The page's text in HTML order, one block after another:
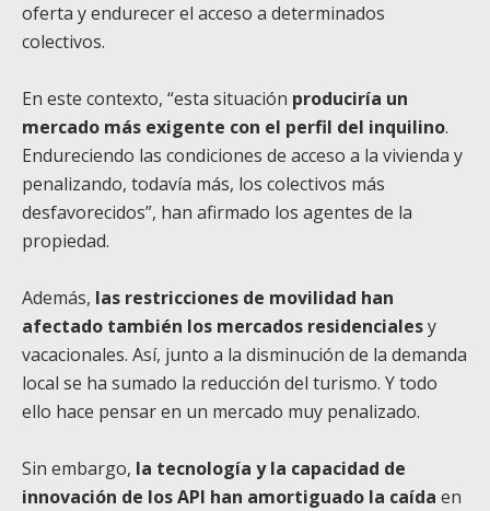
oferta y endurecer el acceso a determinados
colectivos.
En este contexto, “esta situación produciría un
mercado más exigente con el perfil del inquilino.
Endureciendo las condiciones de acceso a la vivienda y
penalizando, todavía más, los colectivos más
desfavorecidos”, han afirmado los agentes de la
propiedad.
Además, las restricciones de movilidad han
afectado también los mercados residencialesy
vacacionales. Así, junto a la disminución de la demanda
local se ha sumado la reducción del turismo. Y todo
ello hace pensar en un mercado muy penalizado.
Sin embargo, la tecnología y la capacidad de
innovación de los API han amortiguado la caída en